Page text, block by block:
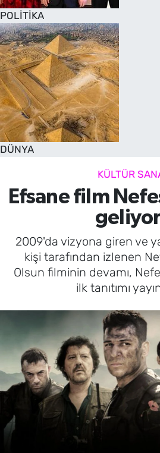
POLİTİKA
DÜNYA
KÜLTÜR
Efsane film
2009'da vizyona giren ve
kişi tarafından izlenen
Olsun filminin devamı,
ilk tanıtımı